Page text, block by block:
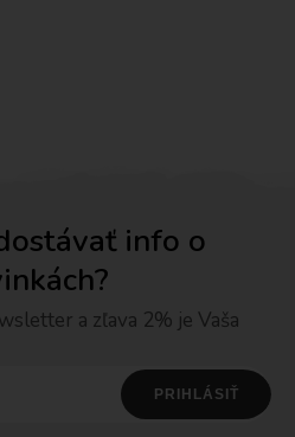
info o
a zľava 2% je Vaša